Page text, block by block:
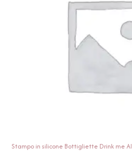
Stampo in silicone Bottigliette Drink me